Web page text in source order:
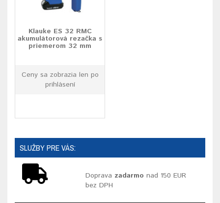
Klauke ES 32 RMC
akumulátorová rezačka s
priemerom 32 mm
Ceny sa zobrazia len po
prihlásení
SLUŽBY PRE VÁS:
Doprava zadarmo nad 150 EUR
bez DPH